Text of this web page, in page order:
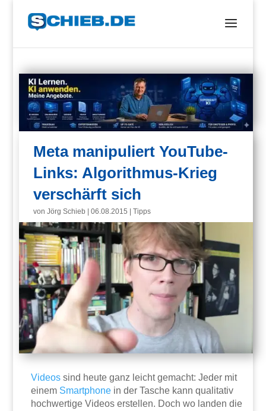
Meta manipuliert YouTube-
Links: Algorithmus-Krieg
verschärft sich
vonJörg Schieb |06.08.2015 |Tipps
Videos sind heute ganz leicht gemacht: Jeder mit
einem Smartphone in der Tasche kann qualitativ
hochwertige Videos erstellen. Doch wo landen die